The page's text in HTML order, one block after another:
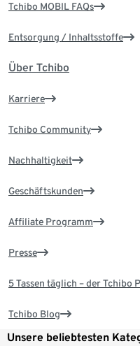
Tchibo MOBIL FAQs
Entsorgung / Inhaltsstoffe
Über Tchibo
Karriere
Tchibo Community
Nachhaltigkeit
Geschäftskunden
Affiliate Programm
Presse
5 Tassen täglich – der Tchibo
Tchibo Blog
Unsere beliebtesten